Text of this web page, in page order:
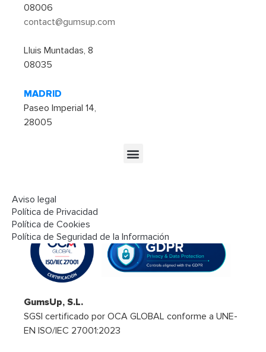
08006
contact@gumsup.com
Lluis Muntadas, 8
08035
MADRID
Paseo Imperial 14,
28005
Aviso legal
Política de Privacidad
Política de Cookies
Política de Seguridad de la Información
Seguridad y cumplimiento
GumsUp, S.L.
SGSI certificado por OCA GLOBAL conforme a UNE-
EN ISO/IEC 27001:2023